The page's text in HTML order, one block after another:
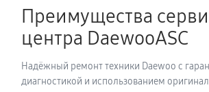
Перевешивание дверей
490 руб 60 минут
Устранение засора трубопровода
Преимущества
центра DaewooASC
Надёжный ремонт техники Daewoo с
диагностикой и использованием